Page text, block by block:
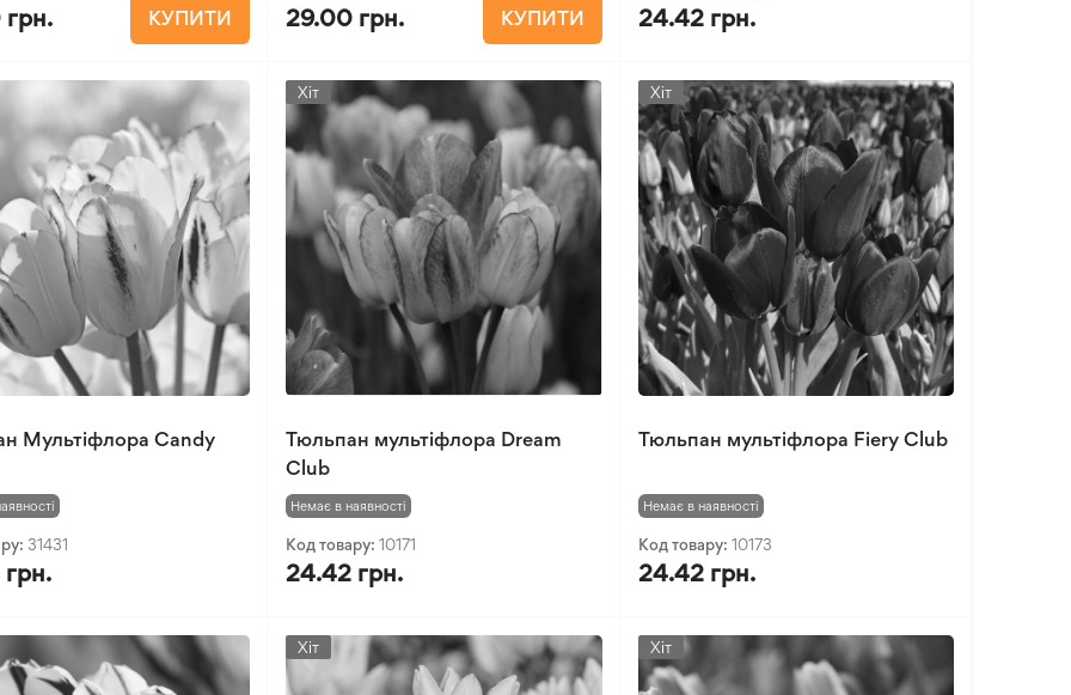
КУПИТИ 29.00 грн. КУПИТИ 24.42 грн.
Мультіфлора Candy
31431
Хіт
Тюльпан мультіфлора Dream
Club
Немає в наявності
Код товару:10171
24.42 грн.
Хіт
Тюльпан мультіфлора Fiery Club
Немає в наявності
Код товару: 10173
24.42 грн.
Хіт Хіт